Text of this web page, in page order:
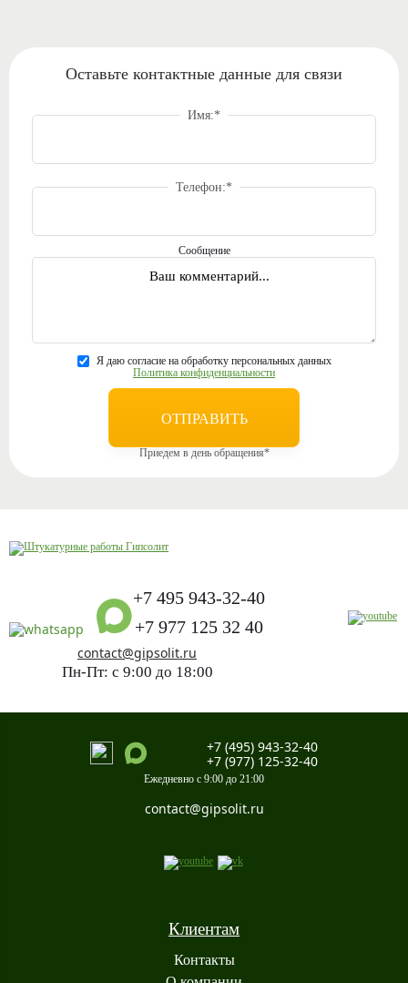
Оставьте контактные данные для связи
Имя:*
Телефон:*
Сообщение
Я даю согласие на обработку персональных данных
Политика конфиденциальности
Приедем в день обращения*
+7 495 943-32-40
+7 977 125 32 40
contact@gipsolit.ru
Пн-Пт: с 9:00 до 18:00
+7 (495) 943-32-40
+7 (977) 125-32-40
Ежедневно с 9:00 до 21:00
contact@gipsolit.ru
Клиентам
Контакты